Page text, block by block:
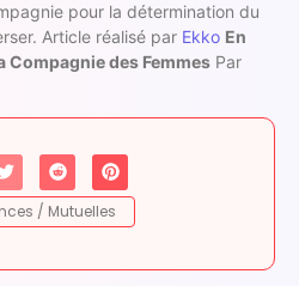
pour la détermination du
Article réalisé par Ekko En
Compagnie des Femmes Par
/ Mutuelles